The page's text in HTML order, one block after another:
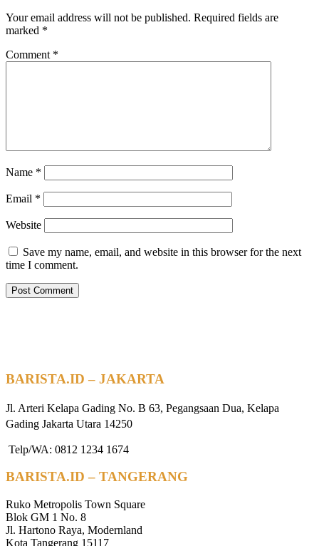
Your email address will not be published. Required fields are
marked *
Comment *
Name *
Email *
Website
Save my name, email, and website in this browser for the next
time I comment.
BARISTA.ID – JAKARTA
Jl. Arteri Kelapa Gading No. B 63, Pegangsaan Dua, Kelapa
Gading Jakarta Utara 14250
Telp/WA: 0812 1234 1674
BARISTA.ID – TANGERANG
Ruko Metropolis Town Square
Blok GM 1 No. 8
Jl. Hartono Raya, Modernland
Kota Tangerang 15117